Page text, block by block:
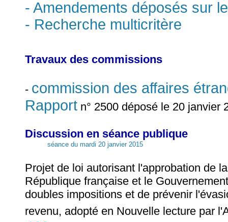
- Amendements déposés sur
- Recherche multicritère
Travaux des commissions
- commission des affaires
Rapport n° 2500 déposé le 20 janvier
Discussion en séance publique
séance du mardi 20 janvier 2015
Projet de loi autorisant l'approbation de
République française et le
doubles impositions et de prévenir
revenu, adopté en Nouvelle lecture par